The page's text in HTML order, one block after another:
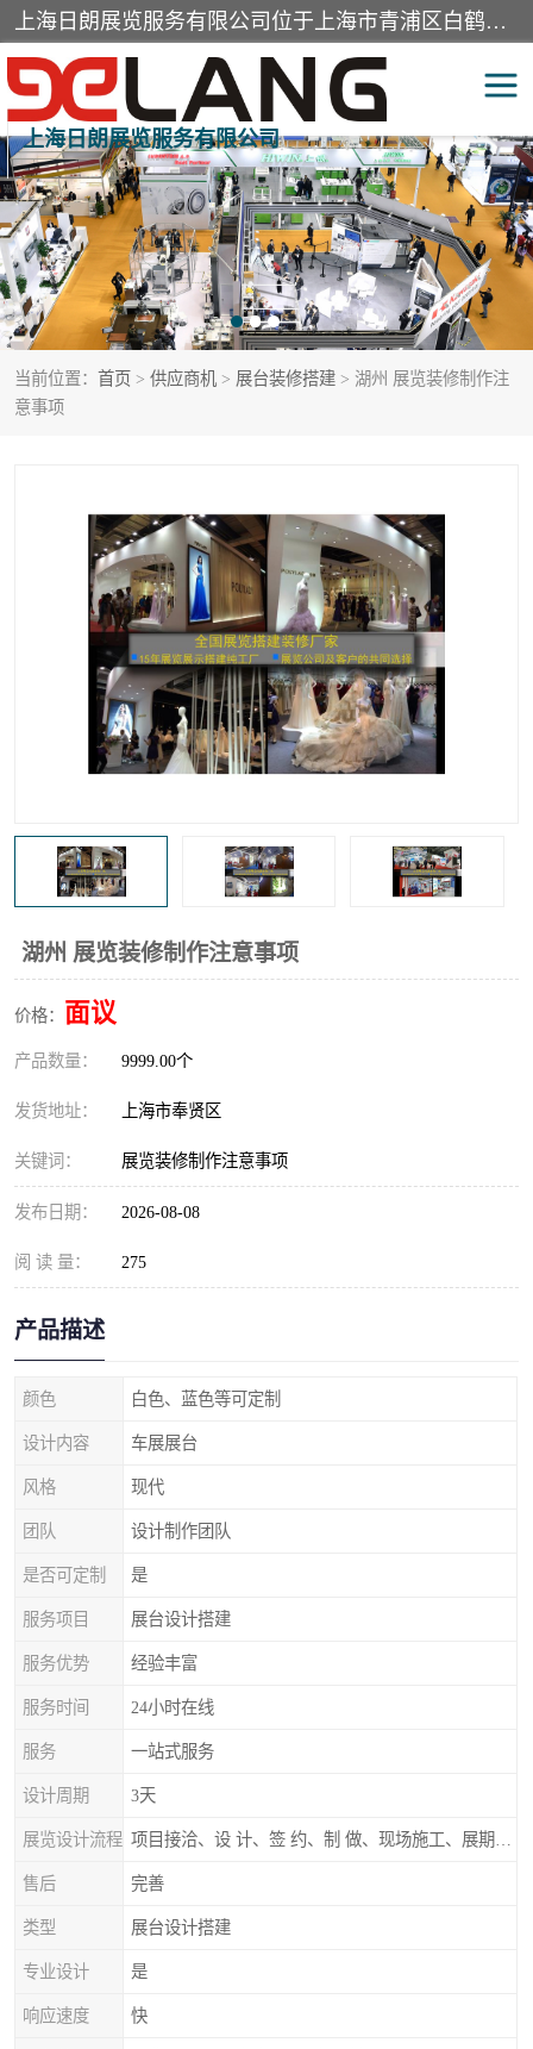
上海日朗展览服务有限公司位于上海市青浦区白鹤镇，营业范围有展览展示会务服务，室内装饰设计及施工，展示道具设计制作，舞台设计，图文设计，灯箱制作，园林绿化工程，广告装潢材料，建筑材料，办公用品，工艺礼品日用百货销售。
上海日朗展览服务有限公司
当前位置： 首页 > 供应商机 > 展台装修搭建 > 湖州 展览装修制作注
意事项
湖州 展览装修制作注意事项
价格： 面议
产品数量： 9999.00个
发货地址： 上海市奉贤区
关键词： 展览装修制作注意事项
发布日期： 2026-08-08
阅 读 量： 275
产品描述
颜色 白色、蓝色等可定制
设计内容 车展展台
风格 现代
团队 设计制作团队
是否可定制 是
服务项目 展台设计搭建
服务优势 经验丰富
服务时间 24小时在线
服务 一站式服务
设计周期 3天
展览设计流程
售后 完善
类型 展台设计搭建
专业设计 是
响应速度 快
展台装修搭建 活动会议执行
展厅装修 专柜制作
展会装修设计 展会搭建
活动策划 展会服务